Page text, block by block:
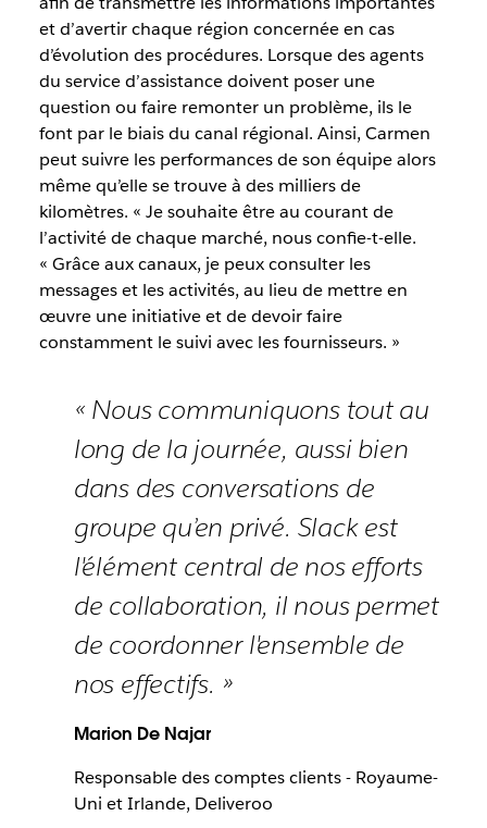
et d’avertir chaque région concernée en cas
d’évolution des procédures. Lorsque des agents
du service d’assistance doivent poser une
question ou faire remonter un problème, ils le
font par le biais du canal régional. Ainsi, Carmen
peut suivre les performances de son équipe alors
même qu’elle se trouve à des milliers de
kilomètres. « Je souhaite être au courant de
l’activité de chaque marché, nous confie-t-elle.
« Grâce aux canaux, je peux consulter les
messages et les activités, au lieu de mettre en
œuvre une initiative et de devoir faire
constamment le suivi avec les fournisseurs. »
« Nous communiquons tout au
long de la journée, aussi bien
dans des conversations de
groupe qu’en privé. Slack est
l'élément central de nos efforts
de collaboration, il nous permet
de coordonner l'ensemble de
nos effectifs. »
Marion De Najar
Responsable des comptes clients - Royaume-
Uni et Irlande, Deliveroo